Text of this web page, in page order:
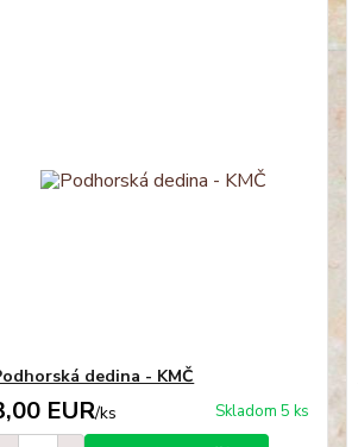
dedina - KMČ
EUR/ks Skladom 5 ks